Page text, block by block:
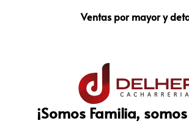
Ventas por mayor y
¡Somos Familia,